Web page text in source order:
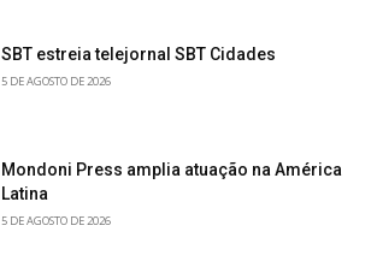
SBT estreia telejornal SBT Cidades
5 DE AGOSTO DE 2026
Mondoni Press amplia atuação na América
Latina
5 DE AGOSTO DE 2026